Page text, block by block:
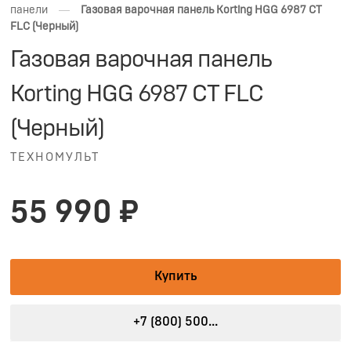
панели
—
Газовая варочная панель Korting HGG 6987 CT
FLC (Черный)
Газовая варочная панель
Korting HGG 6987 CT FLC
(Черный)
ТЕХНОМУЛЬТ
55 990 ₽
Купить
+7 (800) 500...